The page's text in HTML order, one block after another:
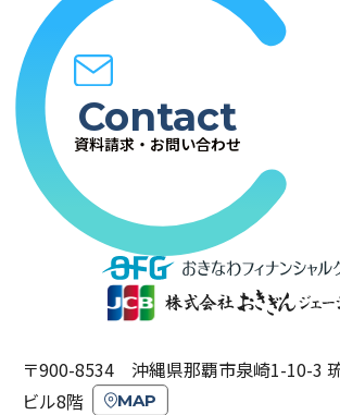
Contact
資料請求・お問い合わせ
〒900-8534 沖縄県那覇市泉崎1-10-3
ビル8階
MAP